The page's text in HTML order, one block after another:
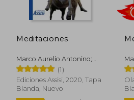
$ 24.840
Meditaciones
Marco Aurelio Antonino;
Marco Aurelio(1)
Ediciones Assisi, 2020, Tapa
Blanda, Nuevo